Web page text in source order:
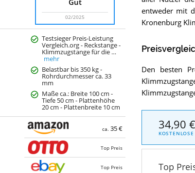
Gut
02/2025
Testsieger Preis-Leistung
Vergleich.org - Reckstange -
Klimmzugstange für die …
mehr
Belastbar bis 350 kg -
Rohrdurchmesser ca. 33
mm
Maße ca.: Breite 100 cm -
Tiefe 50 cm - Plattenhöhe
20 cm - Plattenbreite 10 cm
ca.35 €
Top Preis
Top Preis
entweder mit
Kronenburg
Den besten
34,90 €
Top